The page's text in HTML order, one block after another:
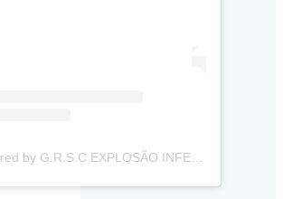
A post shared by G.R.S.C EXPLOSÃO INFERNO CORAL (@explosaoinfernocoral)